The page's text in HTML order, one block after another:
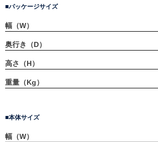
パッケージサイズ
幅（W）
奥行き（D）
高さ（H）
重量（Kg）
本体サイズ
幅（W）